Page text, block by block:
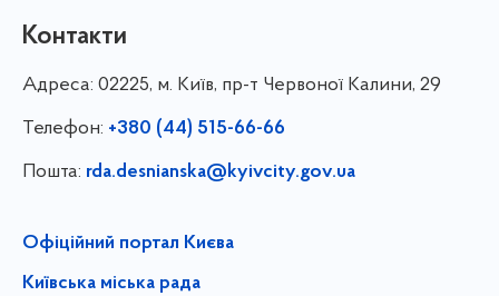
Контакти
Адреса: 02225, м. Київ, пр-т Червоної Калини, 29
Телефон: +380 (44) 515-66-66
Пошта: rda.desnianska@kyivcity.gov.ua
Офіційний портал Києва
Київська міська рада